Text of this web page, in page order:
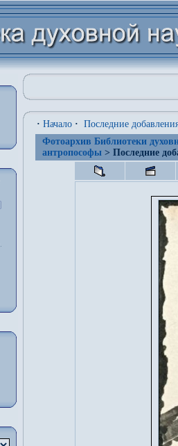
· Начало · Последние
Фотоархив Библиотеки
антропософы > Последние